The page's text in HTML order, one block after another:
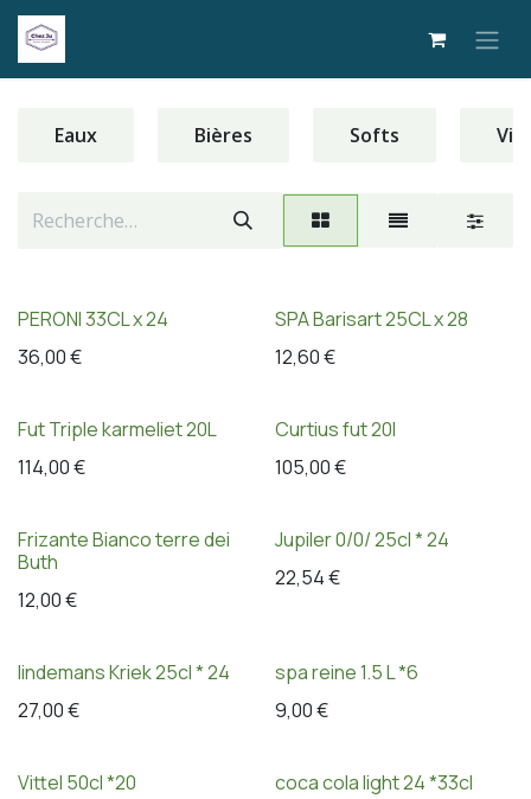
Se rendre au contenu
Eaux Bières Softs
PERONI 33CL x 24
36,00€
SPA Barisart 25CL x 28
12,60€
Fut Triple karmeliet 20L
114,00€
Curtius fut 20l
105,00€
Frizante Bianco terre dei
Buth
12,00€
Jupiler 0/0/ 25cl * 24
22,54€
lindemans Kriek 25cl * 24
27,00€
spa reine 1.5 L *6
9,00€
Vittel 50cl *20
coca cola light 24 *33cl